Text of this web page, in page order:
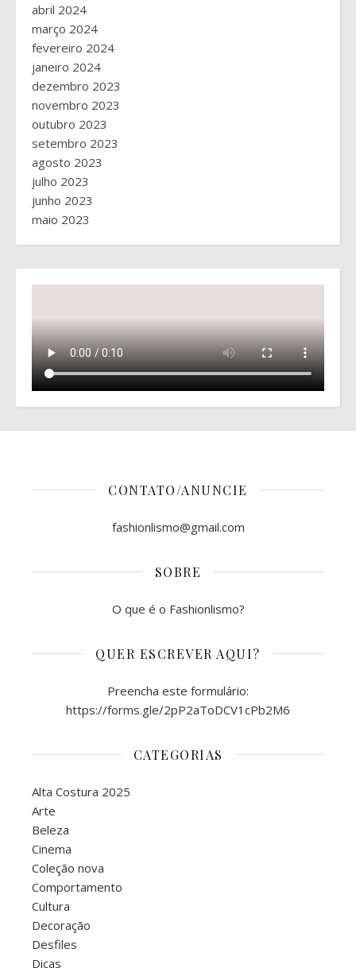
abril 2024
março 2024
fevereiro 2024
janeiro 2024
dezembro 2023
novembro 2023
outubro 2023
setembro 2023
agosto 2023
julho 2023
junho 2023
maio 2023
CONTATO/ANUNCIE
fashionlismo@gmail.com
SOBRE
O que é o Fashionlismo?
QUER ESCREVER AQUI?
Preencha este formulário:
https://forms.gle/2pP2aToDCV1cPb2M6
CATEGORIAS
Alta Costura 2025
Arte
Beleza
Cinema
Coleção nova
Comportamento
Cultura
Decoração
Desfiles
Dicas